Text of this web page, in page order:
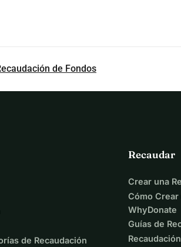
de Fondos
de Recaudación
Recaudar
Crear una
Cómo Crear
WhyDonate
Guías de